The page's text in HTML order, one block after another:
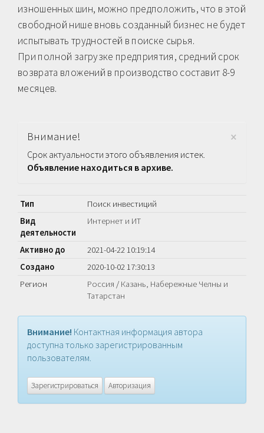
изношенных шин, можно предположить, что в этой
свободной нише вновь созданный бизнес не будет
испытывать трудностей в поиске сырья.
При полной загрузке предприятия, средний срок
возврата вложений в производство составит 8-9
месяцев.
×
Внимание!
Срок актуальности этого объявления истек.
Объявление находиться в архиве.
Тип
Поиск инвестиций
Вид
деятельности
Интернет и ИТ
Активно до
2021-04-22 10:19:14
Создано
2020-10-02 17:30:13
Регион
Россия / Казань, Набережные Челны и
Татарстан
Внимание! Контактная информация автора
доступна только зарегистрированным
пользователям.
Зарегистрироваться Авторизация